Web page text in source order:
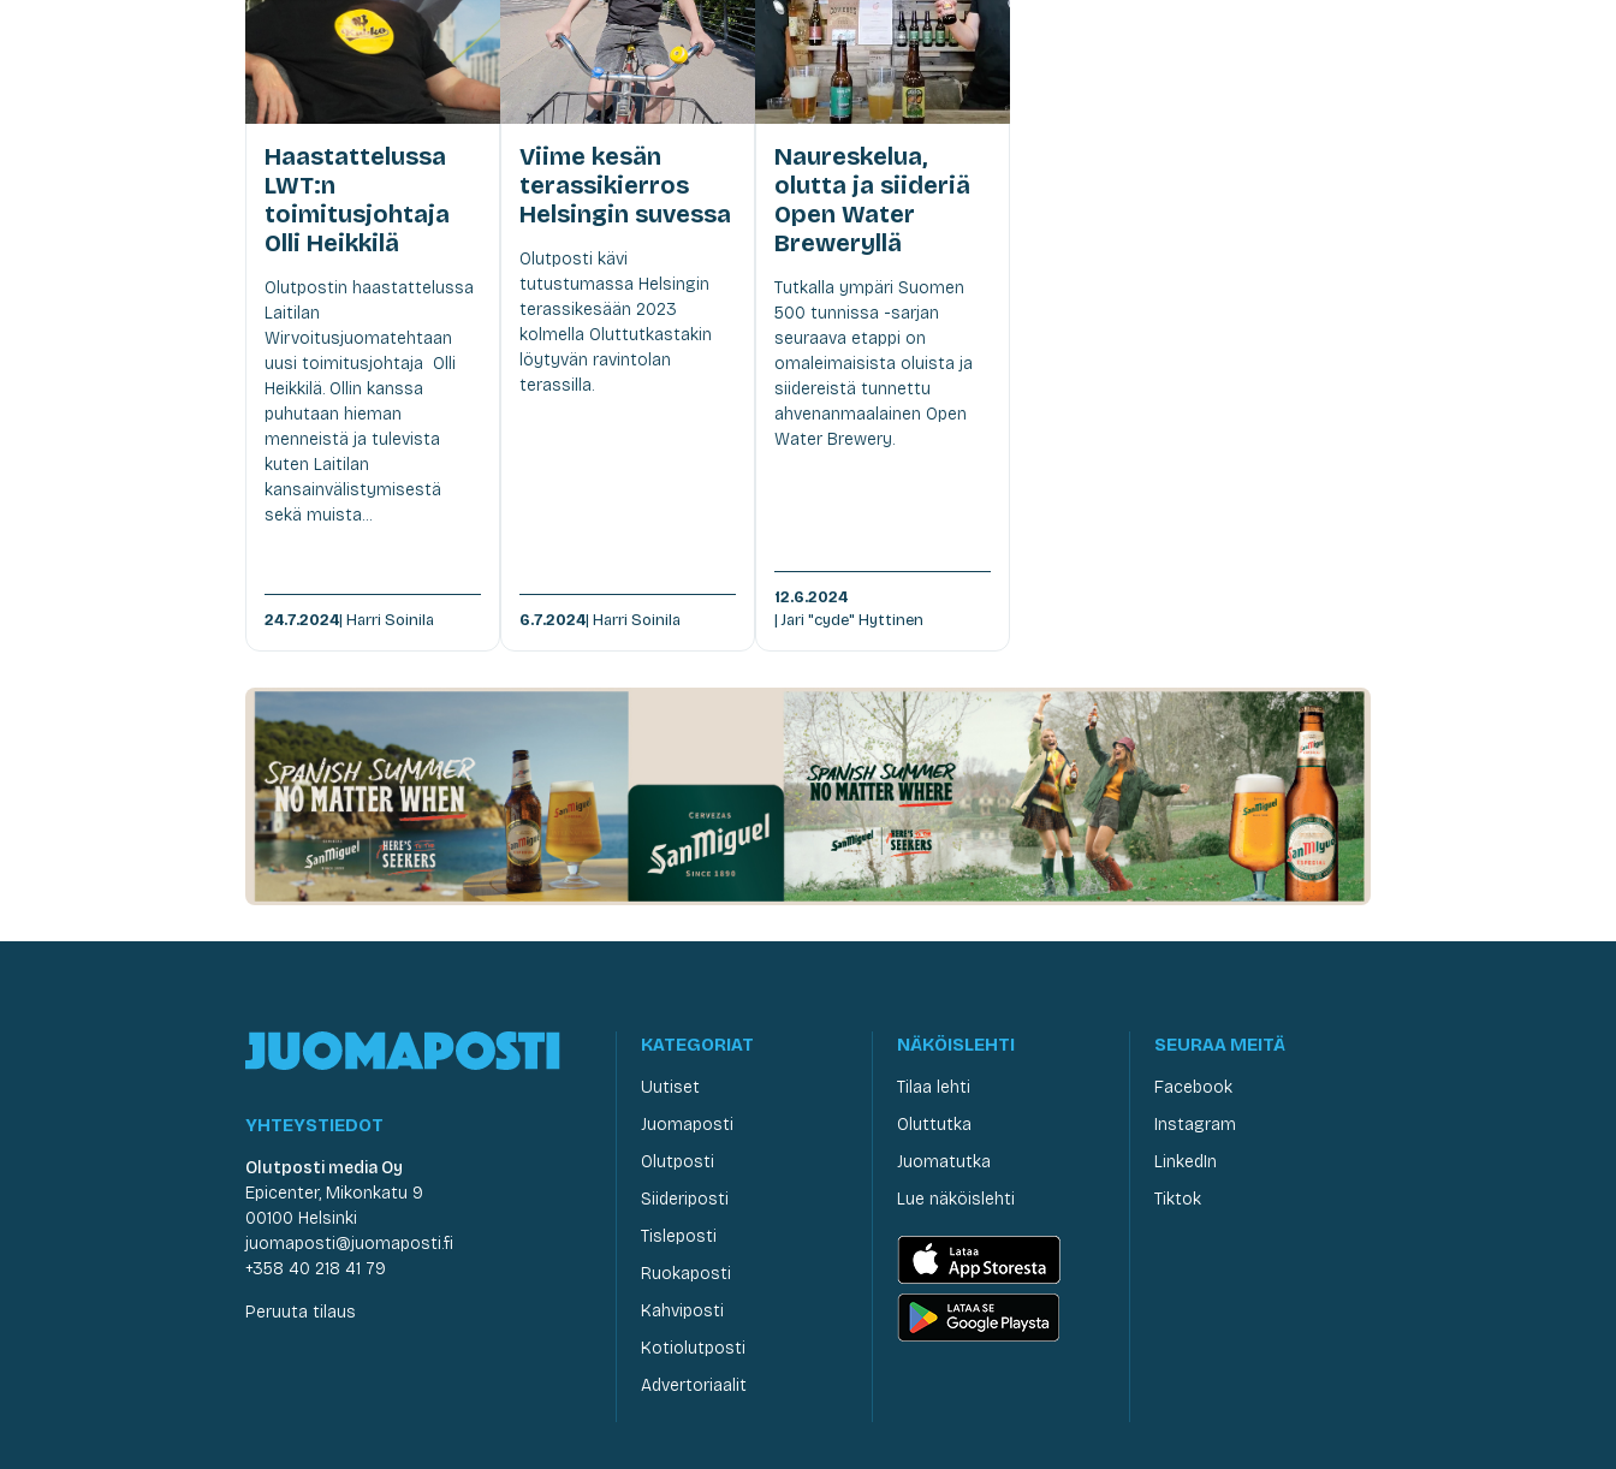
Haastattelussa
LWT:n
toimitusjohtaja
Olli Heikkilä
Olutpostin haastattelussa
Laitilan
Wirvoitusjuomatehtaan
uusi toimitusjohtaja Olli
Heikkilä. Ollin kanssa
puhutaan hieman
menneistä ja tulevista
kuten Laitilan
kansainvälistymisestä
sekä muista...
24.7.2024| Harri Soinila
Viime kesän
terassikierros
Helsingin suvessa
Olutposti kävi
tutustumassa Helsingin
terassikesään 2023
kolmella Oluttutkastakin
löytyvän ravintolan
terassilla.
6.7.2024| Harri Soinila
Naureskelua,
olutta ja siideriä
Open Water
Breweryllä
Tutkalla ympäri Suomen
500 tunnissa -sarjan
seuraava etappi on
omaleimaisista oluista ja
siidereistä tunnettu
ahvenanmaalainen Open
Water Brewery.
12.6.2024
| Jari "cyde" Hyttinen
YHTEYSTIEDOT
Olutposti media Oy
Epicenter, Mikonkatu 9
00100 Helsinki
juomaposti@juomaposti.fi
+358 40 218 41 79
Peruuta tilaus
KATEGORIAT
Uutiset
Juomaposti
Olutposti
Siideriposti
Tisleposti
Ruokaposti
Kahviposti
Kotiolutposti
Advertoriaalit
NÄKÖISLEHTI
Tilaa lehti
Oluttutka
Juomatutka
Lue näköislehti
SEURAA MEITÄ
Facebook
Instagram
LinkedIn
Tiktok